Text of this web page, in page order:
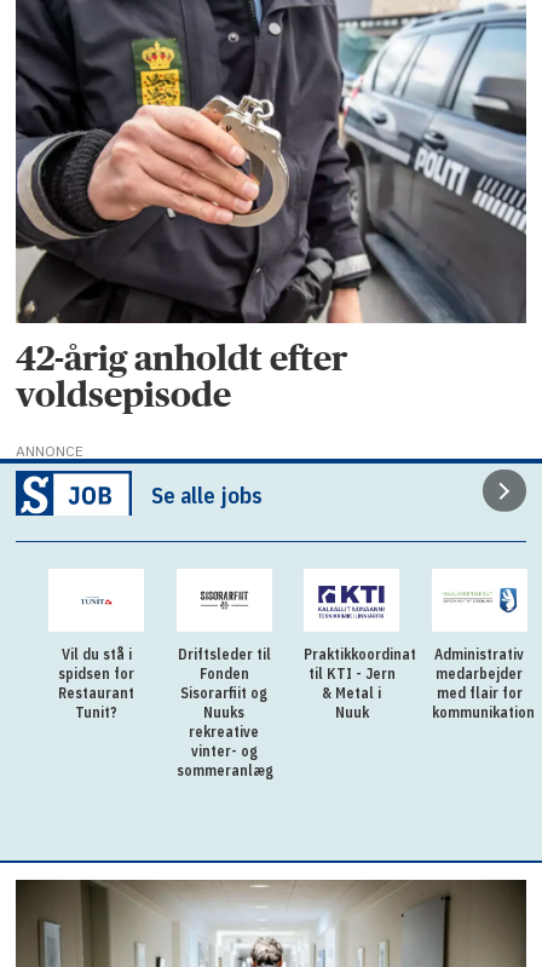
42-årig anholdt efter
voldsepisode
ANNONCE
Se alle jobs
Vil du stå i
spidsen for
Restaurant
Tunit?
Driftsleder til
Fonden
Sisorarfiit og
Nuuks
rekreative
vinter- og
sommeranlæg
Praktikkoordinator
til KTI - Jern
& Metal i
Nuuk
Administrativ
medarbejder
med flair for
kommunikation